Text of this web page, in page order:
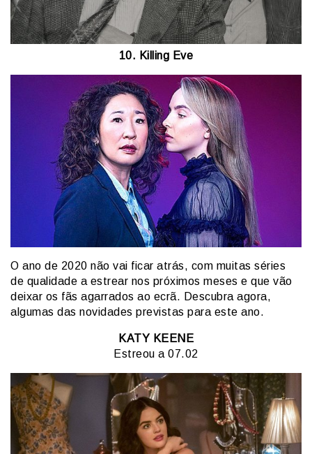
10. Killing Eve
O ano de 2020 não vai ficar atrás, com muitas séries
de qualidade a estrear nos próximos meses e que vão
deixar os fãs agarrados ao ecrã. Descubra agora,
algumas das novidades previstas para este ano.
KATY KEENE
Estreou a 07.02